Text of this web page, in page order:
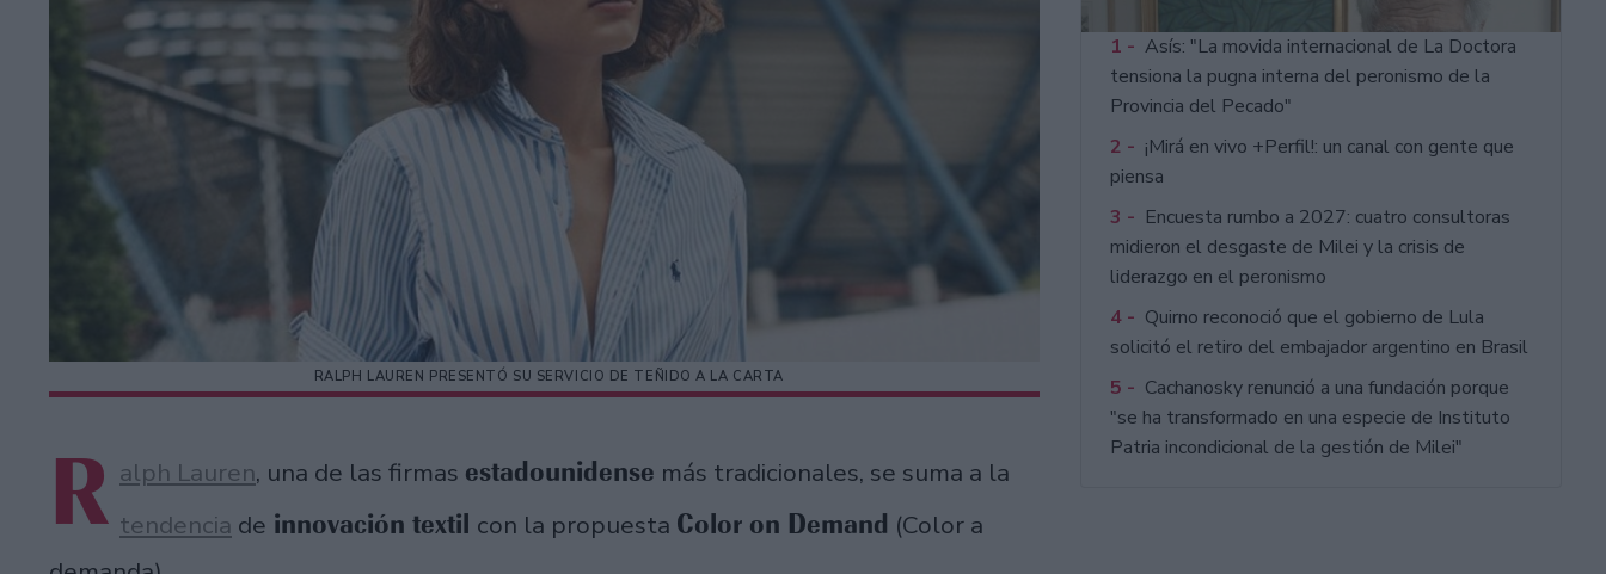
RALPH LAUREN PRESENTÓ SU SERVICIO DE TEÑIDO A LA CARTA
R alph Lauren, una de las firmas estadounidense más tradicionales, se suma a la
tendencia de innovación textil con la propuesta Color on Demand (Color a
1 - Asís: "La movida internacional de La Doctora
tensiona la pugna interna del peronismo de la
Provincia del Pecado"
2 - ¡Mirá en vivo +Perfil!: un canal con gente que
piensa
3 - Encuesta rumbo a 2027: cuatro consultoras
midieron el desgaste de Milei y la crisis de
liderazgo en el peronismo
4 - Quirno reconoció que el gobierno de Lula
solicitó el retiro del embajador argentino en Brasil
5 - Cachanosky renunció a una fundación porque
"se ha transformado en una especie de Instituto
Patria incondicional de la gestión de Milei"